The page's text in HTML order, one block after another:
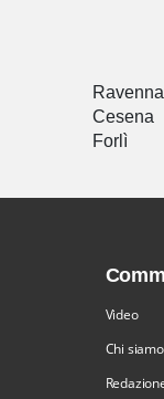
Ravenna
Cesena
Forlì
Video
Chi siamo